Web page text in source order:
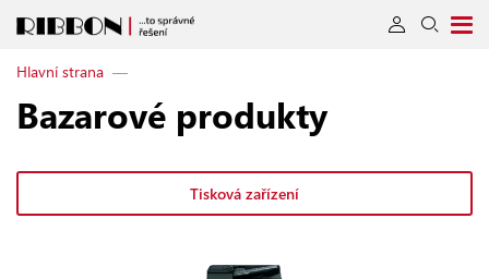
Hlavní strana —
Bazarové produkty
Tisková zařízení